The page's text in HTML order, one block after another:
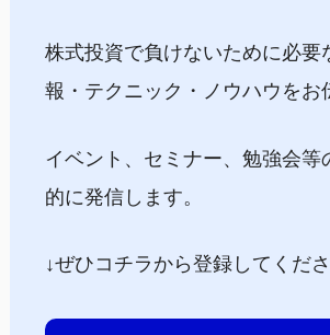
株式投資で負けないために必要
報・テクニック・ノウハウをお
イベント、セミナー、勉強会等
的に発信します。
↓ぜひコチラから登録してくだ